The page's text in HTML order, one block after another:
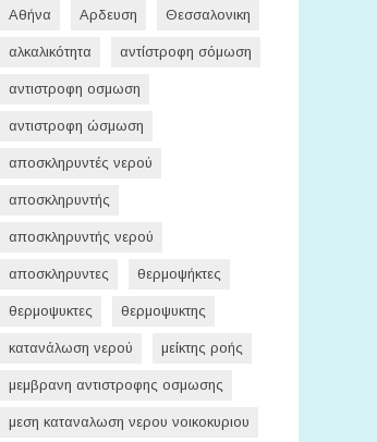
Αθήνα Αρδευση Θεσσαλονικη
αλκαλικότητα αντίστροφη σόμωση
αντιστροφη οσμωση
αντιστροφη ώσμωση
αποσκληρυντές νερού
αποσκληρυντής
αποσκληρυντής νερού
αποσκληρυντες θερμοψήκτες
θερμοψυκτες θερμοψυκτης
κατανάλωση νερού μείκτης ροής
μεμβρανη αντιστροφης οσμωσης
μεση καταναλωση νερου νοικοκυριου